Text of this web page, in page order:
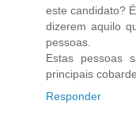
este candidato?
dizerem aquilo
pessoas.
Estas pessoas
principais
Responder